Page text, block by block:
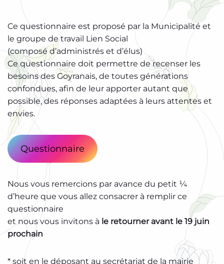
Ce questionnaire est proposé par la Municipalité et
le groupe de travail Lien Social
(composé d’administrés et d’élus)
Ce questionnaire doit permettre de recenser les
besoins des Goyranais, de toutes générations
confondues, afin de leur apporter autant que
possible, des réponses adaptées à leurs attentes et
envies.
Questionnaire
Nous vous remercions par avance du petit ¼
d’heure que vous allez consacrer à remplir ce
questionnaire
et nous vous invitons à le retourner avant le 19 juin
prochain
* soit en le déposant au secrétariat de la mairie